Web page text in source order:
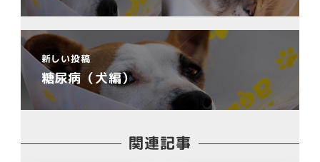
新しい投稿
糖尿病（犬編）
関連記事